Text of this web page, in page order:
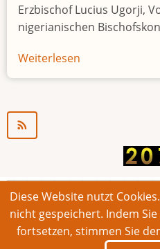
Erzbischof Lucius Ugorji,
nigerianischen
Weiterlesen
© 2026 Bonner Aufruf.
Footer
Impressum Kontakt
Diese Website nutzt
nicht gespeichert. Indem
fortsetzen, stimmen Sie